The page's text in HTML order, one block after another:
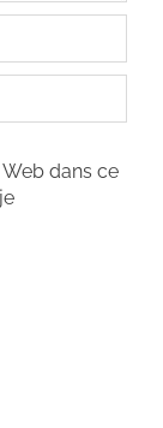
dans ce